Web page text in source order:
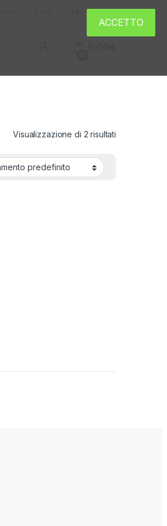
Mio account
Visualizzazione di 2 risultati
ACCETTO